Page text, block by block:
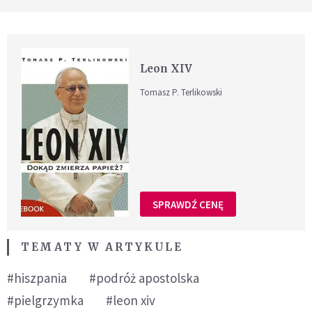
Leon XIV
Tomasz P. Terlikowski
SPRAWDŹ CENĘ
TEMATY W ARTYKULE
#hiszpania
#podróż apostolska
#pielgrzymka
#leon xiv